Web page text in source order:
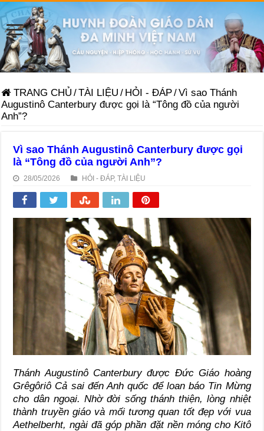
TRANG CHỦ /TÀI LIỆU / HỎI - ĐÁP/Vì sao Thánh
Augustinô Canterbury được gọi là “Tông đồ của người
Anh”?
Vì sao Thánh Augustinô Canterbury được gọi
là “Tông đồ của người Anh”?
28/05/2026 HỎI - ĐÁP,TÀI LIỆU
Thánh Augustinô Canterbury được Đức Giáo hoàng
Grêgôriô Cả sai đến Anh quốc để loan báo Tin Mừng
cho dân ngoại. Nhờ đời sống thánh thiện, lòng nhiệt
thành truyền giáo và mối tương quan tốt đẹp với vua
Aethelberht, ngài đã góp phần đặt nền móng cho Kitô